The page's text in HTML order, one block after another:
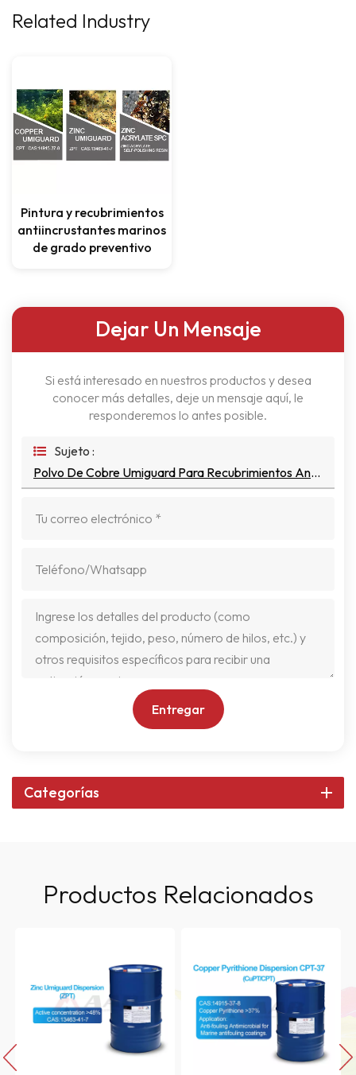
Related Industry
Pintura y recubrimientos
antiincrustantes marinos
de grado preventivo
Dejar Un Mensaje
Si está interesado en nuestros productos y desea
conocer más detalles, deje un mensaje aquí, le
responderemos lo antes posible.
Sujeto :
Polvo De Cobre Umiguard Para Recubrimientos Antiincrustantes Marinos
Entregar
Categorías
Productos Relacionados